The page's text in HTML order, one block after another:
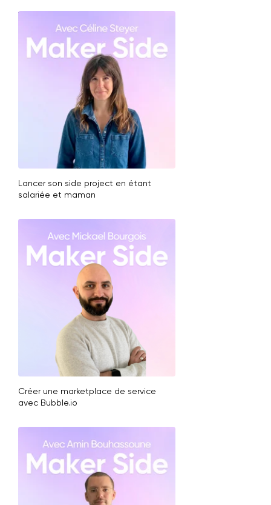
Voir plus
Lancer son side project en étant
salariée et maman
Créer une marketplace de service
avec Bubble.io